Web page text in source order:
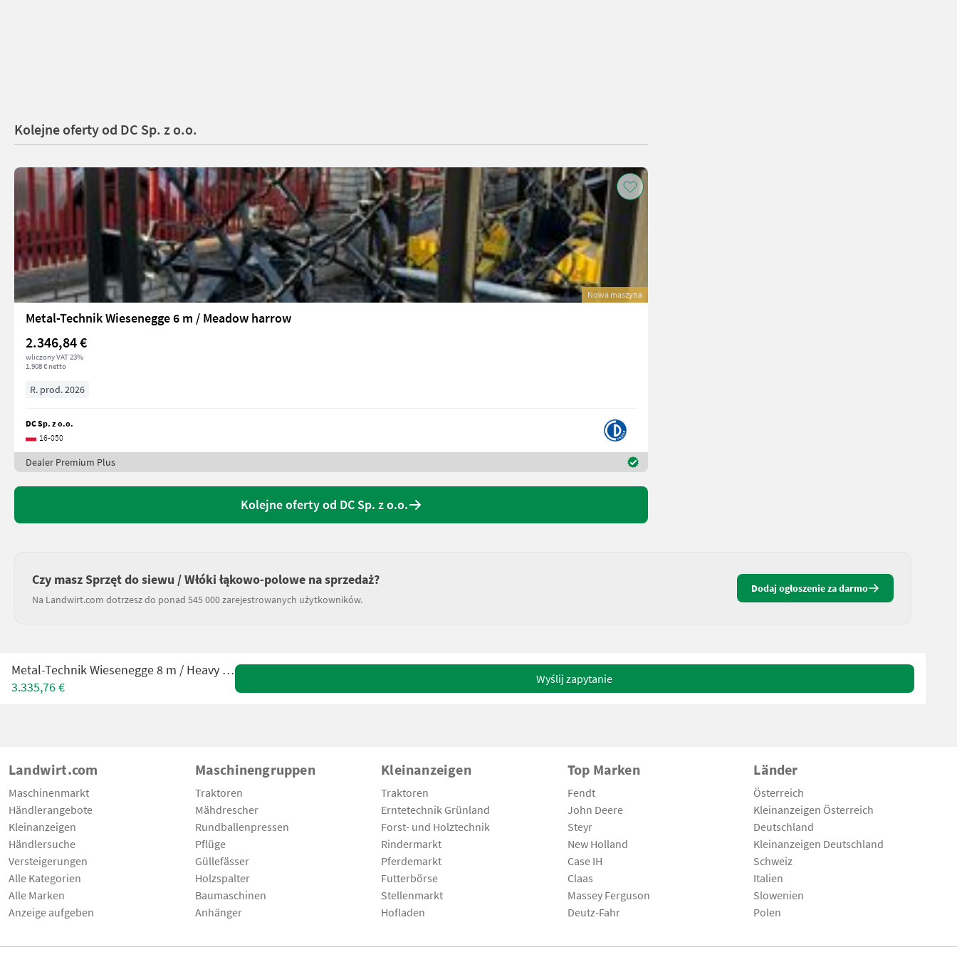
Kolejne oferty od DC Sp. z o.o.
Nowa maszyna
Metal-Technik Wiesenegge 6 m / Meadow harrow
2.346,84 €
wliczony VAT 23%
1.908 € netto
R. prod. 2026
DC Sp. z o.o.
16-050
Dealer Premium Plus
Kolejne oferty od DC Sp. z o.o.
Czy masz Sprzęt do siewu / Włóki łąkowo-polowe na sprzedaż?
Na Landwirt.com dotrzesz do ponad 545 000 zarejestrowanych użytkowników.
Dodaj ogłoszenie za darmo
Metal-Technik Wiesenegge 8 m / Heavy meadow harrow
3.335,76 €
Wyślij zapytanie
Landwirt.com
Maschinenmarkt
Händlerangebote
Kleinanzeigen
Händlersuche
Versteigerungen
Alle Kategorien
Alle Marken
Anzeige aufgeben
Maschinengruppen
Traktoren
Mähdrescher
Rundballenpressen
Pflüge
Güllefässer
Holzspalter
Baumaschinen
Anhänger
Kleinanzeigen
Traktoren
Erntetechnik Grünland
Forst- und Holztechnik
Rindermarkt
Pferdemarkt
Futterbörse
Stellenmarkt
Hofladen
Top Marken
Fendt
John Deere
Steyr
New Holland
Case IH
Claas
Massey Ferguson
Deutz-Fahr
Länder
Österreich
Kleinanzeigen Österreich
Deutschland
Kleinanzeigen Deutschland
Schweiz
Italien
Slowenien
Polen